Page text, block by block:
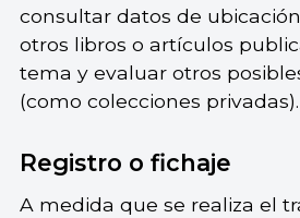
consultar datos de
otros libros o artículos
tema y evaluar otros
(como colecciones privadas).
Registro o fichaje
A medida que se realiza el